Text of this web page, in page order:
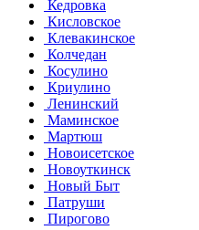
Кедровка
Кисловское
Клевакинское
Колчедан
Косулино
Криулино
Ленинский
Маминское
Мартюш
Новоисетское
Новоуткинск
Новый Быт
Патруши
Пирогово